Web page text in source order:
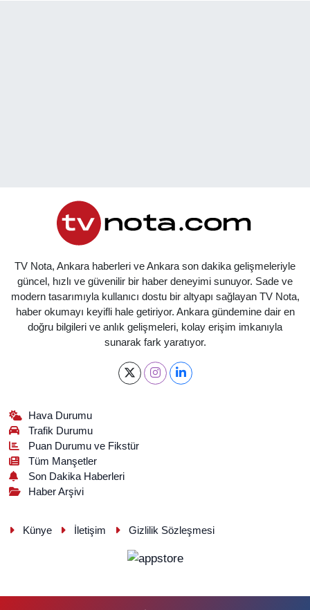
TV Nota, Ankara haberleri ve Ankara son dakika gelişmeleriyle
güncel, hızlı ve güvenilir bir haber deneyimi sunuyor. Sade ve
modern tasarımıyla kullanıcı dostu bir altyapı sağlayan TV Nota,
haber okumayı keyifli hale getiriyor. Ankara gündemine dair en
doğru bilgileri ve anlık gelişmeleri, kolay erişim imkanıyla
sunarak fark yaratıyor.
Hava Durumu
Trafik Durumu
Puan Durumu ve Fikstür
Tüm Manşetler
Son Dakika Haberleri
Haber Arşivi
Künye İletişim Gizlilik Sözleşmesi